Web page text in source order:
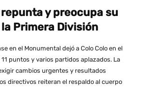
repunta y preocupa su
Primera División
en el Monumental dejó a Colo Colo en el
puntos y varios partidos aplazados. La
cambios urgentes y resultados
directivos reiteran el respaldo al cuerpo